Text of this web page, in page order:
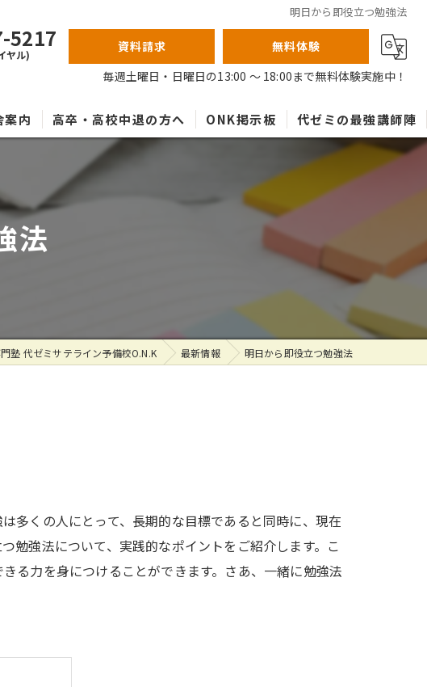
明日から即役立つ勉強法
5217
ヤル)
資料請求
無料体験
毎週土曜日・日曜日の13:00 ～ 18:00まで無料体験実施中！
案内 高卒・高校中退の方へ ONK掲示板 代ゼミの最強講師陣
法
塾 代ゼミサテライン予備校O.N.K 最新情報 明日から即役立つ勉強法
多くの人にとって、長期的な目標であると同時に、現在
勉強法について、実践的なポイントをご紹介します。こ
る力を身につけることができます。さあ、一緒に勉強法